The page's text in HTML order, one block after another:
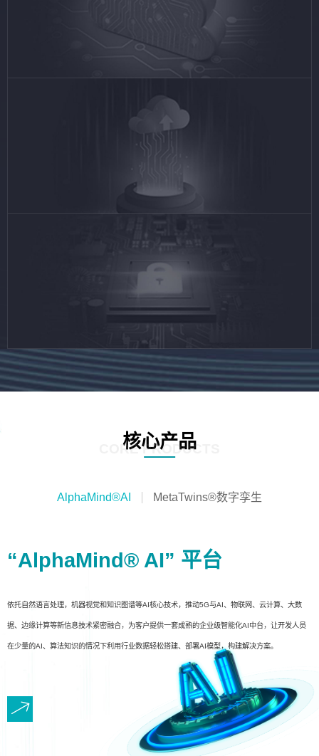
核心产品
CORE PRODUCTS
AlphaMind®AI MetaTwins®数字孪生
“AlphaMind® AI” 平台
依托自然语言处理，机器视觉和知识图谱等AI核心技术，推动5G与AI、物联网、云计算、大数
据、边缘计算等新信息技术紧密融合，为客户提供一套成熟的企业级智能化AI中台，让开发人员
在少量的AI、算法知识的情况下利用行业数据轻松搭建、部署AI模型，构建解决方案。